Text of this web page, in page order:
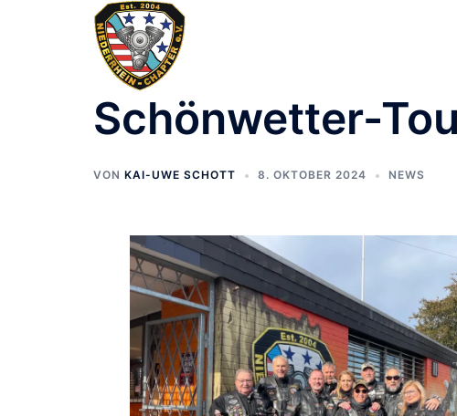
Schönwetter-
VON KAI-UWE SCHOTT 8. OKTOBER 2024 NEWS